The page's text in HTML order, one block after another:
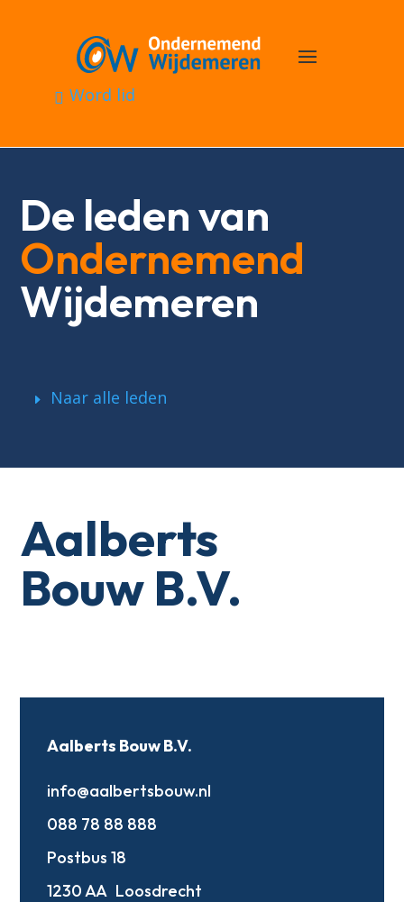
Word lid
De leden van
Ondernemend
Wijdemeren
Naar alle leden
Aalberts
Bouw B.V.
Aalberts Bouw B.V.
info@aalbertsbouw.nl
088 78 88 888
Postbus 18
1230 AA Loosdrecht